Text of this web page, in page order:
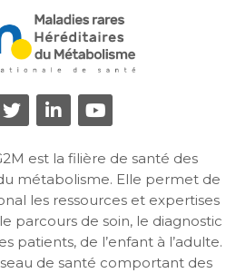
est la filière de santé des
métabolisme. Elle permet de
les ressources et expertises
parcours de soin, le diagnostic
patients, de l’enfant à l’adulte.
de santé comportant des